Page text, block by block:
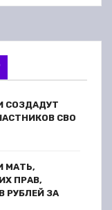
СОЗДАДУТ
СВО
МАТЬ,
ПРАВ,
РУБЛЕЙ ЗА